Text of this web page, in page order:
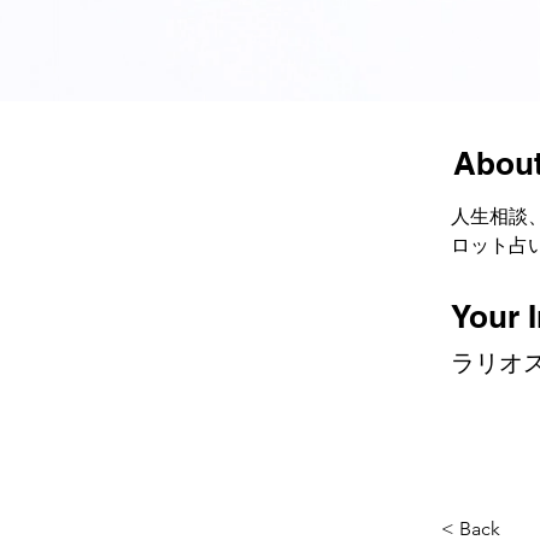
人生相談
ロット占
Your
ラリオ
< Back